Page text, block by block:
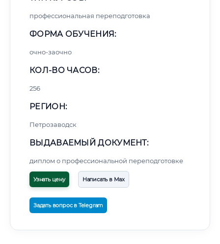
профессиональная переподготовка
ФОРМА ОБУЧЕНИЯ:
очно-заочно
КОЛ-ВО ЧАСОВ:
256
РЕГИОН:
Петрозаводск
ВЫДАВАЕМЫЙ ДОКУМЕНТ:
диплом о профессиональной переподготовке
Узнать цену Написать в Max
Задать вопрос в Telegram